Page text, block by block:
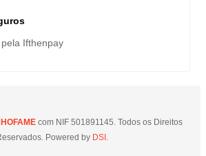
Ifthenpay
com NIF 501891145. Todos os Direitos
Powered byDSI.